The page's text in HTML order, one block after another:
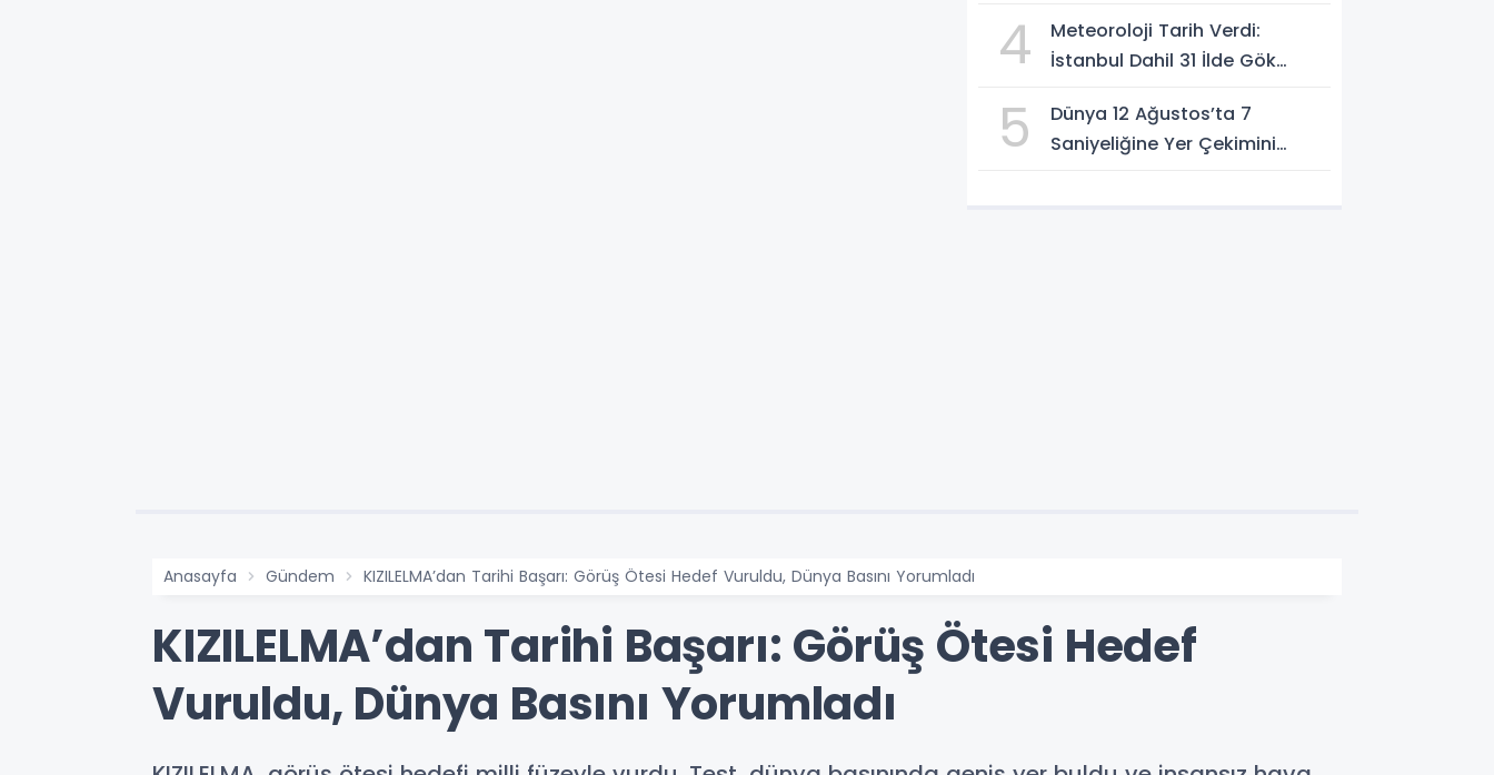
İmkanlarıyla Çıktı
4
Meteoroloji Tarih Verdi:
İstanbul Dahil 31 İlde Gök
5
Dünya 12 Ağustos’ta 7
Saniyeliğine Yer Çekimini
Anasayfa Gündem KIZILELMA’dan Tarihi Başarı: Görüş Ötesi Hedef Vuruldu, Dünya Basını Yorumladı
KIZILELMA’dan Tarihi Başarı: Görüş Ötesi Hedef
Vuruldu, Dünya Basını Yorumladı